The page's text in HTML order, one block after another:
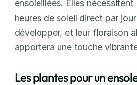
ensoleillées. Elles nécessitent
heures de soleil direct par
développer, et leur floraison
apportera une touche
Les plantes pour un